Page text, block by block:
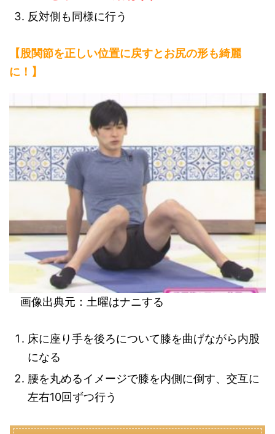
反対側も同様に行う
【股関節を正しい位置に戻すとお尻の形も綺麗
に！】
画像出典元：土曜はナニする
床に座り手を後ろについて膝を曲げながら内股
になる
腰を丸めるイメージで膝を内側に倒す、交互に
左右10回ずつ行う